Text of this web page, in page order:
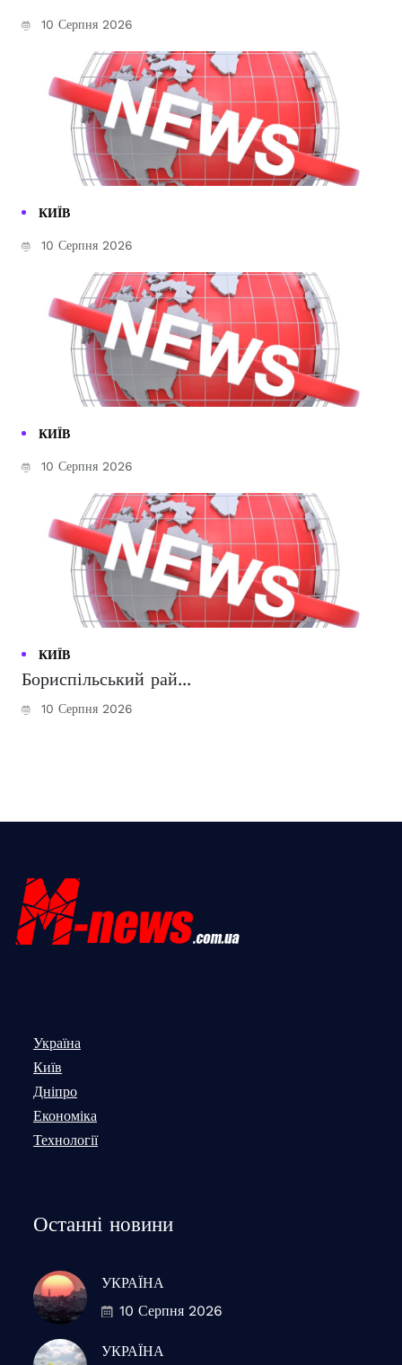
10 Серпня 2026
КИЇВ
10 Серпня 2026
КИЇВ
10 Серпня 2026
КИЇВ
Бориспільський рай...
10 Серпня 2026
Україна
Київ
Дніпро
Економіка
Технології
Останні новини
УКРАЇНА
10 Серпня 2026
УКРАЇНА